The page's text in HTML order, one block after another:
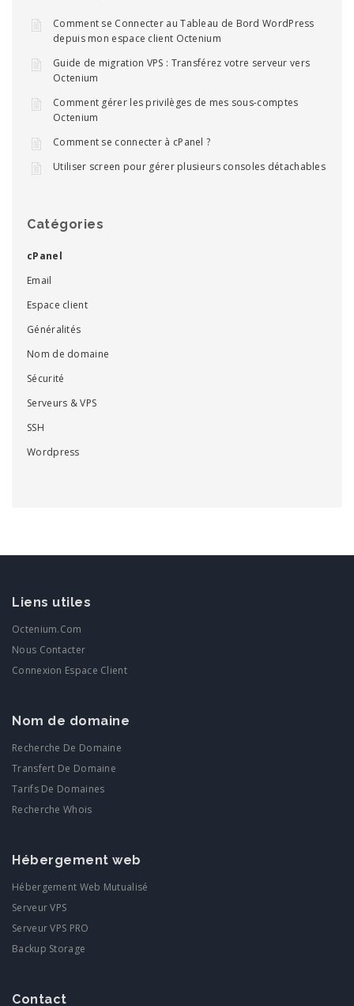
Comment se Connecter au Tableau de Bord WordPress
depuis mon espace client Octenium
Guide de migration VPS : Transférez votre serveur vers
Octenium
Comment gérer les privilèges de mes sous-comptes
Octenium
Comment se connecter à cPanel ?
Utiliser screen pour gérer plusieurs consoles détachables
Catégories
cPanel
Email
Espace client
Généralités
Nom de domaine
Sécurité
Serveurs & VPS
SSH
Wordpress
Liens utiles
Octenium.com
Nous Contacter
Connexion Espace Client
Nom de domaine
Recherche De Domaine
Transfert De Domaine
Tarifs De Domaines
Recherche Whois
Hébergement web
Hébergement Web Mutualisé
Serveur VPS
Serveur VPS PRO
Backup Storage
Contact